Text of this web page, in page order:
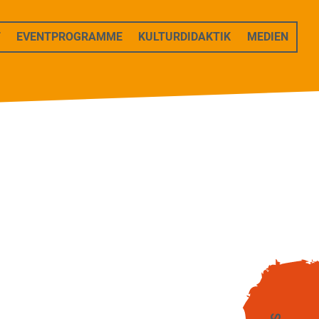
EVENTPROGRAMME KULTURDIDAKTIK MEDIEN